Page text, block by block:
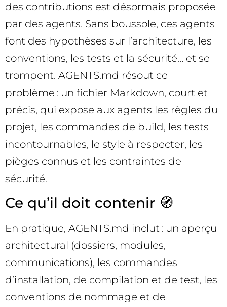
des contributions est désormais proposée
par des agents. Sans boussole, ces agents
font des hypothèses sur l’architecture, les
conventions, les tests et la sécurité… et se
trompent. AGENTS.md résout ce
problème : un fichier Markdown, court et
précis, qui expose aux agents les règles du
projet, les commandes de build, les tests
incontournables, le style à respecter, les
pièges connus et les contraintes de
sécurité.
Ce qu’il doit contenir 🧭
En pratique, AGENTS.md inclut : un aperçu
architectural (dossiers, modules,
communications), les commandes
d’installation, de compilation et de test, les
conventions de nommage et de